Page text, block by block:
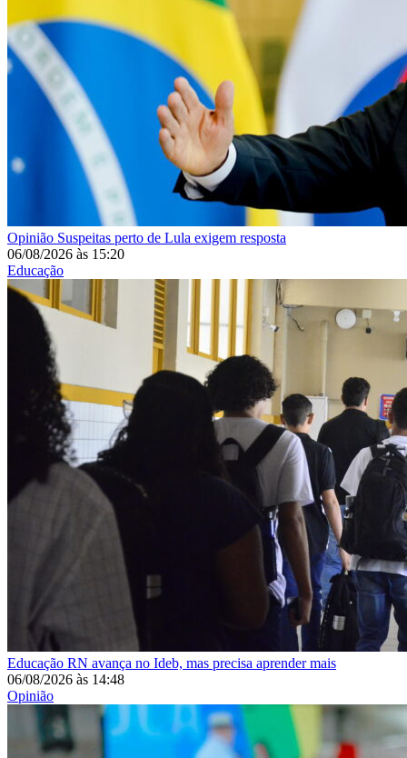
Opinião Suspeitas perto de Lula exigem resposta
06/08/2026 às 15:20
Educação
Educação RN avança no Ideb, mas precisa aprender mais
06/08/2026 às 14:48
Opinião